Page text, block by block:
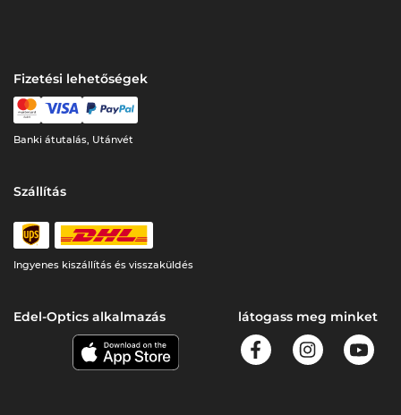
Fizetési lehetőségek
Banki átutalás, Utánvét
Szállítás
Ingyenes kiszállítás és visszaküldés
Edel-Optics alkalmazás látogass meg minket